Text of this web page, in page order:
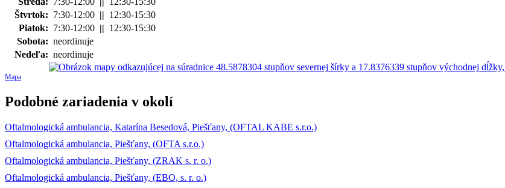
Štvrtok: 7:30-12:00 || 12:30-15:30
Piatok: 7:30-12:00 || 12:30-15:30
Sobota: neordinuje
Nedeľa: neordinuje
Mapa
Podobné zariadenia v okolí
Oftalmologická ambulancia, Katarína Besedová, Piešťany, (OFTAL KABE s.r.o.)
Oftalmologická ambulancia, Piešťany, (OFTA s.r.o.)
Oftalmologická ambulancia, Piešťany, (ZRAK s. r. o.)
Oftalmologická ambulancia, Piešťany, (EBO, s. r. o.)